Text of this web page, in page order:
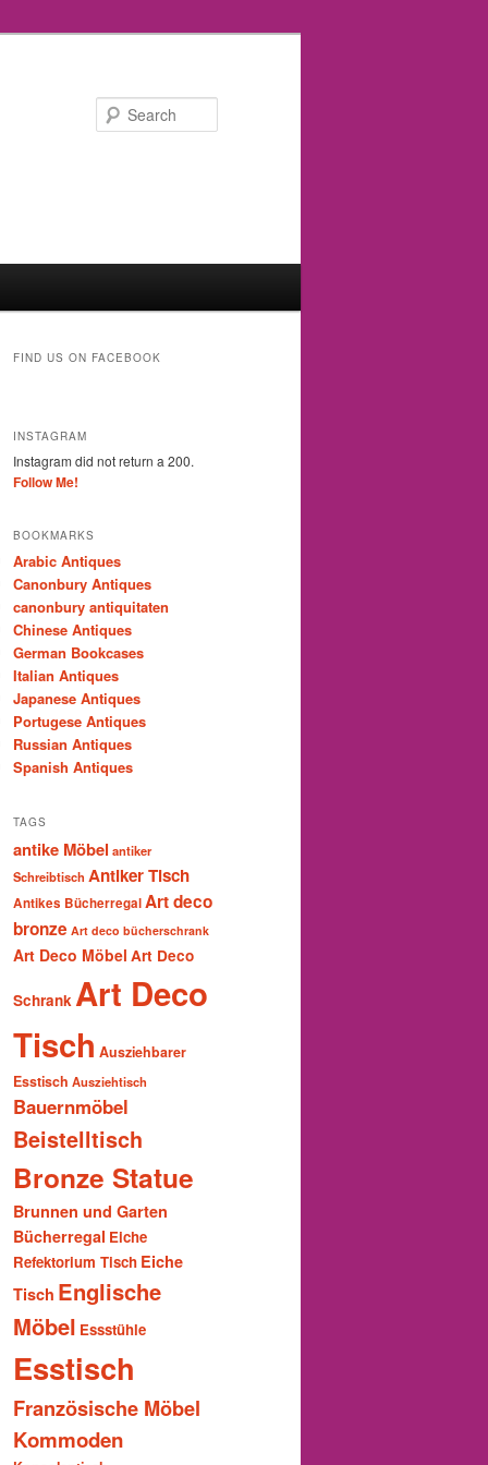
FIND US ON FACEBOOK
INSTAGRAM
Instagram did not return a 200.
Follow Me!
BOOKMARKS
Arabic Antiques
Canonbury Antiques
canonbury antiquitaten
Chinese Antiques
German Bookcases
Italian Antiques
Japanese Antiques
Portugese Antiques
Russian Antiques
Spanish Antiques
TAGS
antike Möbel antiker
Schreibtisch Antiker Tisch
Antikes BücherregalArt deco
bronze Art deco bücherschrank
Art Deco Möbel Art Deco
Schrank Art Deco
Tisch Ausziehbarer
Esstisch Ausziehtisch
Bauernmöbel
Beistelltisch
Bronze Statue
Brunnen und Garten
Bücherregal Eiche
Refektorium Tisch Eiche
Tisch Englische
Möbel Essstühle
Esstisch
Französische Möbel
Kommoden